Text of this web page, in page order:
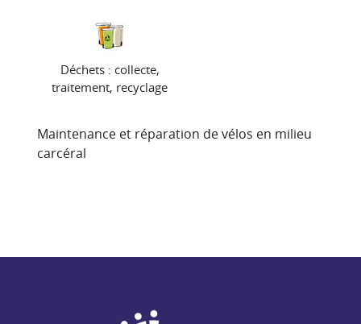
Déchets : collecte,
traitement, recyclage
Maintenance et réparation de vélos en milieu
carcéral
- Agir ensemble pour l'insertion par l'activité